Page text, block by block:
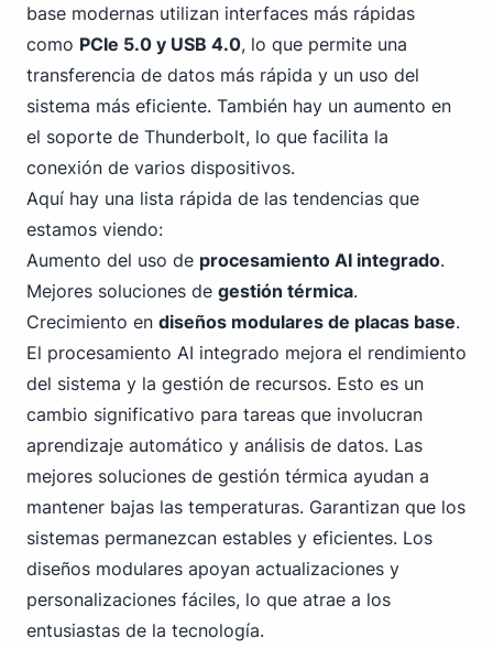
base modernas utilizan interfaces más rápidas
como PCIe 5.0 y USB 4.0, lo que permite una
transferencia de datos más rápida y un uso del
sistema más eficiente. También hay un aumento en
el soporte de Thunderbolt, lo que facilita la
conexión de varios dispositivos.
Aquí hay una lista rápida de las tendencias que
estamos viendo:
Aumento del uso de procesamiento AI integrado.
Mejores soluciones de gestión térmica.
Crecimiento en diseños modulares de placas base.
El procesamiento AI integrado mejora el rendimiento
del sistema y la gestión de recursos. Esto es un
cambio significativo para tareas que involucran
aprendizaje automático y análisis de datos. Las
mejores soluciones de gestión térmica ayudan a
mantener bajas las temperaturas. Garantizan que los
sistemas permanezcan estables y eficientes. Los
diseños modulares apoyan actualizaciones y
personalizaciones fáciles, lo que atrae a los
entusiastas de la tecnología.